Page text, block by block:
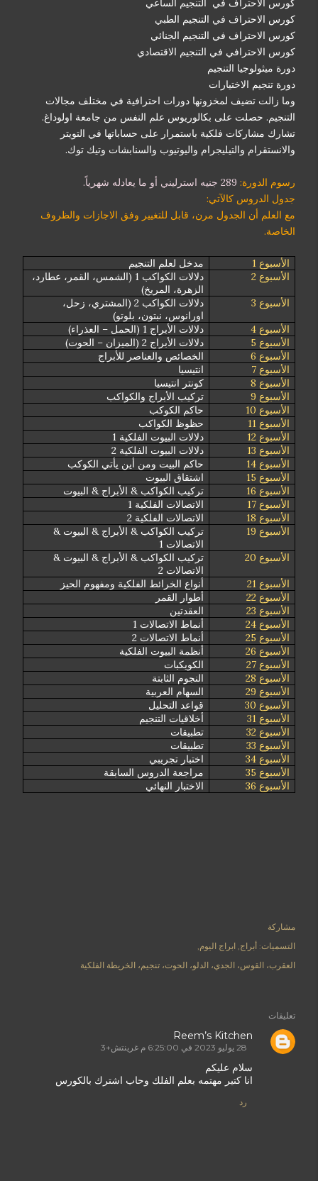
كورس الاحتراف في التنجيم الساعي
كورس الاحتراف في التنجيم الطبي
كورس الاحتراف في التنجيم الجنائي
كورس الاحترافي في التنجيم الاقتصادي
دورة ميثولوجيا التنجيم
دورة تنجيم الاختيارات
وما زالت تضيف لمخزونها دورات احترافية في مختلف مجالات
التنجيم. حصلت على بكالوريوس علم النفس من جامعة اولوداغ.
تشارك مشاركات فلكية باستمرار على حساباتها في التويتر
والانستقرام والتيليجرام واليوتيوب والسنابشات وتيك توك.
رسوم الدورة: 289 جنيه استرليني أو ما يعادله شهرياً.
جدول الدروس كالآتي:
مع العلم أن الجدول مرن، قابل للتغيير وفق الاجازات والظروف
الخاصة.
الأسبوع 1
مدخل لعلم التنجيم
الأسبوع 2
دلالات الكواكب 1 (الشمس، القمر، عطارد،
الزهرة، المريخ)
الأسبوع 3
دلالات الكواكب 2 (المشتري، زحل،
اورانوس، نبتون، بلوتو)
الأسبوع 4
دلالات الأبراج 1 (الحمل – العذراء)
الأسبوع 5
دلالات الأبراج 2 (الميزان – الحوت)
الأسبوع 6
الخصائص والعناصر للأبراج
الأسبوع 7
انتيسيا
الأسبوع 8
كونتر انتيسيا
الأسبوع 9
تركيب الأبراج والكواكب
الأسبوع 10
حاكم الكوكب
الأسبوع 11
حظوظ الكواكب
الأسبوع 12
دلالات البيوت الفلكية 1
الأسبوع 13
دلالات البيوت الفلكية 2
الأسبوع 14
حاكم البيت ومن أين يأتي الكوكب
الأسبوع 15
اشتقاق البيوت
الأسبوع 16
تركيب الكواكب & الأبراج & البيوت
الأسبوع 17
الاتصالات الفلكية 1
الأسبوع 18
الاتصالات الفلكية 2
الأسبوع 19
تركيب الكواكب & الأبراج & البيوت &
الاتصالات 1
الأسبوع 20
تركيب الكواكب & الأبراج & البيوت &
الاتصالات 2
الأسبوع 21
أنواع الخرائط الفلكية ومفهوم الحيز
الأسبوع 22
أطوار القمر
الأسبوع 23
العقدتين
الأسبوع 24
أنماط الاتصالات 1
الأسبوع 25
أنماط الاتصالات 2
الأسبوع 26
أنظمة البيوت الفلكية
الأسبوع 27
الكويكبات
الأسبوع 28
النجوم الثابتة
الأسبوع 29
السهام العربية
الأسبوع 30
قواعد التحليل
الأسبوع 31
أخلاقيات التنجيم
الأسبوع 32
تطبيقات
الأسبوع 33
تطبيقات
الأسبوع 34
اختبار تجريبي
الأسبوع 35
مراجعة الدروس السابقة
الأسبوع 36
الاختبار النهائي
مشاركة
التسميات: أبراج ابراج اليوم
العقرب، القوس، الجدي، الدلو، الحوت، تنجيم، الخريطة الفلكية
تعليقات
Reem’s Kitchen
28 يوليو 2023 في 6:25:00 م غرينتش+3
سلام عليكم
انا كتير مهتمه بعلم الفلك وحاب اشترك بالكورس
رد